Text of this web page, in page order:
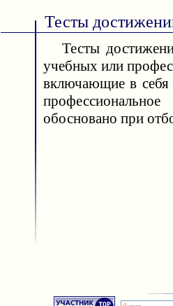
Тесты
Тесты
учебных или
включающие в
обосновано при